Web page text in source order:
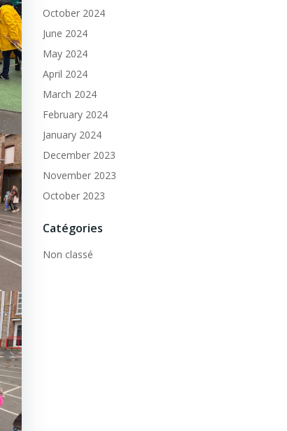
October 2024
June 2024
May 2024
April 2024
March 2024
February 2024
January 2024
December 2023
November 2023
October 2023
Catégories
Non classé